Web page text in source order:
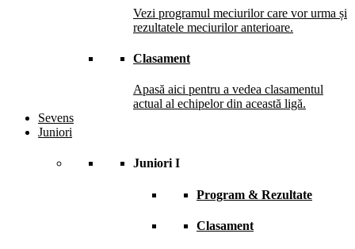
Vezi programul meciurilor care vor urma și
rezultatele meciurilor anterioare.
Clasament
Apasă aici pentru a vedea clasamentul
actual al echipelor din această ligă.
Sevens
Juniori
Juniori I
Program & Rezultate
Clasament